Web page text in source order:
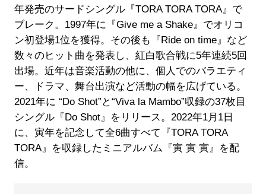
年発売のサードシングル『TORA TORA TORA』で
ブレーク。1997年に『Give me a Shake』でオリコ
ン初登場1位を獲得。その後も『Ride on time』など
数々のヒット曲を発表し、紅白歌合戦に5年連続5回
出場。近年は音楽活動の他に、個人でのバラエティ
ー、ドラマ、舞台出演など活動の幅を広げている。
2021年に “Do Shot”と“Viva la Mambo”収録の37枚目
シングル『Do Shot』をリリース。2022年1月1日
に、寅年を記念して全6曲すべて『TORA TORA
TORA』を収録したミニアルバム『寅 寅 寅』を配
信。